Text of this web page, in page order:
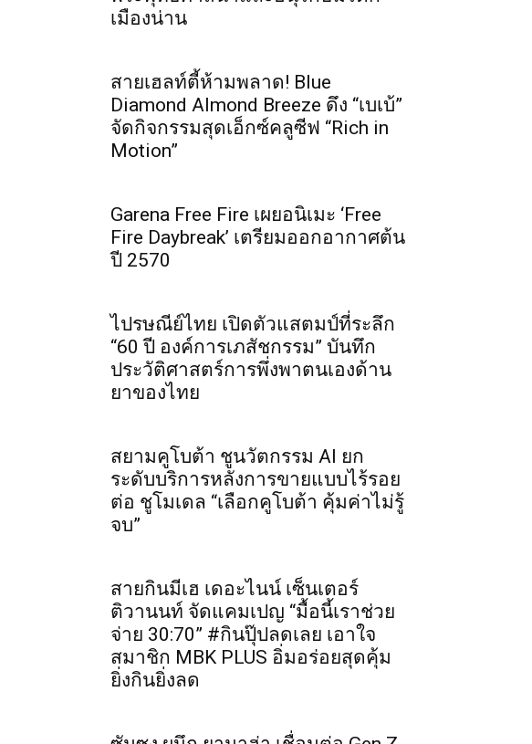
เมืองน่าน
สายเฮลท์ตี้ห้ามพลาด! Blue
Diamond Almond Breeze ดึง “เบเบ้”
จัดกิจกรรมสุดเอ็กซ์คลูซีฟ “Rich in
Motion”
Garena Free Fire เผยอนิเมะ ‘Free
Fire Daybreak’ เตรียมออกอากาศต้น
ปี 2570
ไปรษณีย์ไทย เปิดตัวแสตมป์ที่ระลึก
“60 ปี องค์การเภสัชกรรม” บันทึก
ประวัติศาสตร์การพึ่งพาตนเองด้าน
ยาของไทย
สยามคูโบต้า ชูนวัตกรรม AI ยก
ระดับบริการหลังการขายแบบไร้รอย
ต่อ ชูโมเดล “เลือกคูโบต้า คุ้มค่าไม่รู้
จบ”
สายกินมีเฮ เดอะไนน์ เซ็นเตอร์
ติวานนท์ จัดแคมเปญ “มื้อนี้เราช่วย
จ่าย 30:70” #กินปุ๊ปลดเลย เอาใจ
สมาชิก MBK PLUS อิ่มอร่อยสุดคุ้ม
ยิ่งกินยิ่งลด